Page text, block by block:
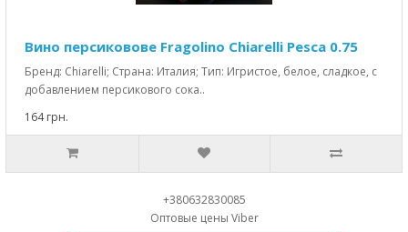
Вино персиковове Fragolino Chiarelli Pesca 0.75
Бренд: Chiarelli; Страна: Италия; Тип: Игристое, белое, сладкое, с
добавлением персикового сока..
164 грн.
+380632830085
Оптовые цены Viber